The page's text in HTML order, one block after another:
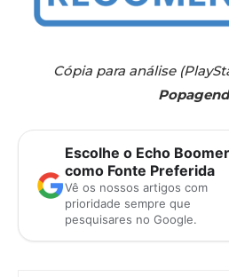
Cópia para análise
Escolhe o Echo Boomer
como Fonte Preferida
Vê os nossos artigos com
prioridade sempre que
pesquisares no Google.